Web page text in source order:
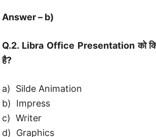
Answer – b)
Q.2. Libra Office Presentation को
है?
a) Silde Animation
b) Impress
c) Writer
d) Graphics